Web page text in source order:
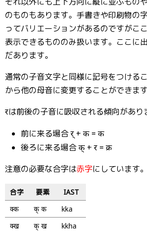
のものもあります。手書きや印刷物の
ってバリエーションがあるのですがこ
表示できるもののみ扱います。ここに
だあります。
通常の子音文字と同様に記号をつける
から他の母音に変更することができます
रは前後の子音に吸収される傾向があり
前に来る場合 र् + क = र्क
後ろに来る場合 क् + र = क्र
注意の必要な合字は赤字にしています。
合字 要素
IAST
क्क
क् क
kka
क्ख
क् ख
kkha